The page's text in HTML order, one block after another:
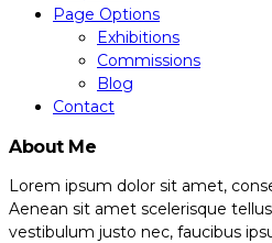
Page Options
Exhibitions
Commissions
Blog
Contact
About Me
Lorem ipsum dolor sit amet,
Aenean sit amet scelerisque
vestibulum justo nec, faucibus